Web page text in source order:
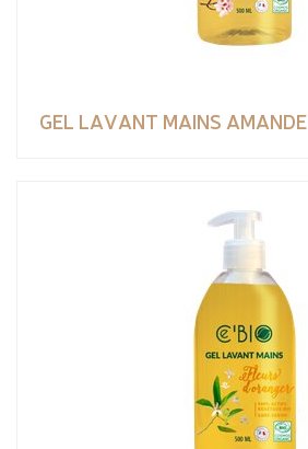
GEL LAVANT MAINS AMANDE